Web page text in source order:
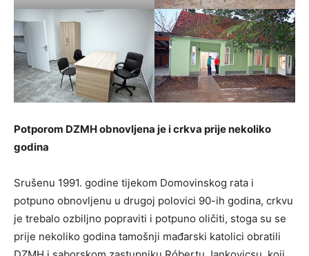
Potporom DZMH obnovljena je i crkva prije nekoliko
godina
Srušenu 1991. godine tijekom Domovinskog rata i
potpuno obnovljenu u drugoj polovici 90-ih godina, crkvu
je trebalo ozbiljno popraviti i potpuno oličiti, stoga su se
prije nekoliko godina tamošnji mađarski katolici obratili